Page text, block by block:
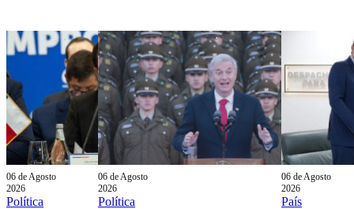
06 de Agosto
2026
Política
06 de Agosto
2026
Política
06 de Agosto
2026
País